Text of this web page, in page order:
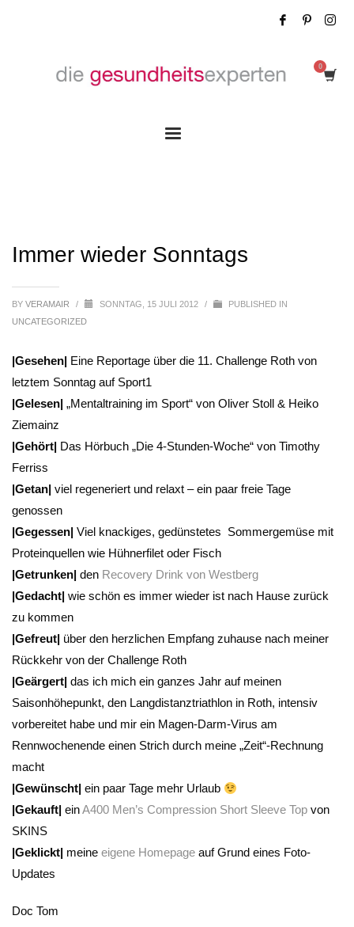
Immer wieder Sonntags
BY VERAMAIR / SONNTAG, 15 JULI 2012 /
PUBLISHED IN
UNCATEGORIZED
|Gesehen| Eine Reportage über die 11. Challenge Roth von
letztem Sonntag auf Sport1
|Gelesen| „Mentaltraining im Sport“ von Oliver Stoll & Heiko
Ziemainz
|Gehört| Das Hörbuch „Die 4-Stunden-Woche“ von Timothy
Ferriss
|Getan| viel regeneriert und relaxt – ein paar freie Tage
genossen
|Gegessen| Viel knackiges, gedünstetes Sommergemüse mit
Proteinquellen wie Hühnerfilet oder Fisch
|Getrunken| den Recovery Drink von Westberg
|Gedacht| wie schön es immer wieder ist nach Hause zurück
zu kommen
|Gefreut| über den herzlichen Empfang zuhause nach meiner
Rückkehr von der Challenge Roth
|Geärgert| das ich mich ein ganzes Jahr auf meinen
Saisonhöhepunkt, den Langdistanztriathlon in Roth, intensiv
vorbereitet habe und mir ein Magen-Darm-Virus am
Rennwochenende einen Strich durch meine „Zeit“-Rechnung
macht
|Gewünscht| ein paar Tage mehr Urlaub
|Gekauft| einA400 Men’s Compression Short Sleeve Top von
SKINS
|Geklickt| meine eigene Homepage auf Grund eines Foto-
Updates
Doc Tom